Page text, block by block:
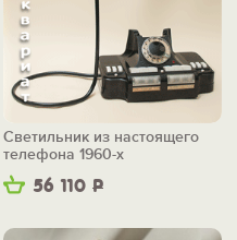
56 110 Р
Светильник из настоящего
телефона 1960-х